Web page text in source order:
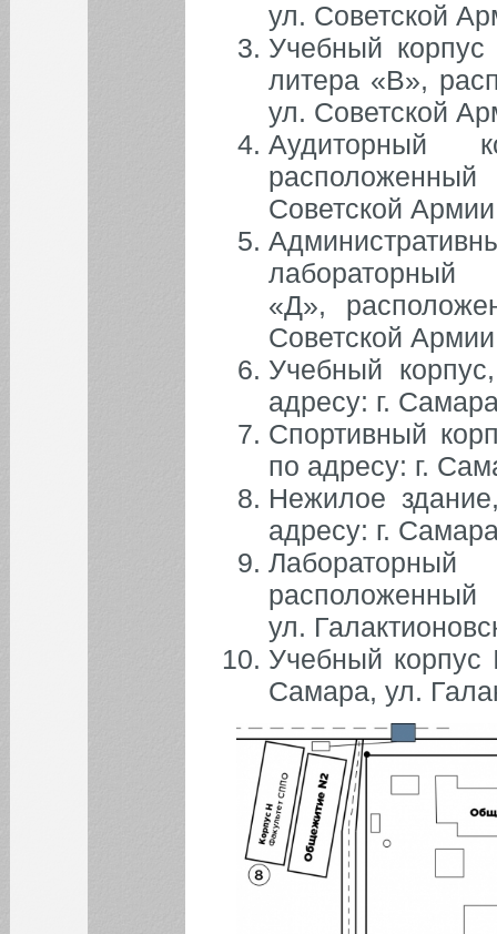
Сен
1 2
8 9
14 15 16
22 23
29 30
ул. Советской
Учебный
литера «В»,
ул. Советской
Аудиторный
Советской
«Д»,
Советской
Учебный
адресу: г.
Спортивный
по адресу: г.
Нежилое
адресу: г.
ул.
Учебный
Самара, ул.